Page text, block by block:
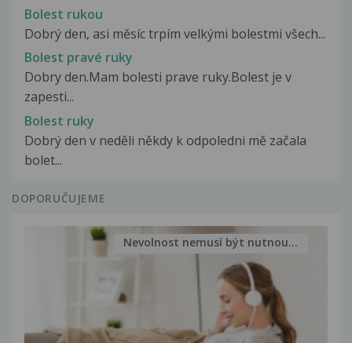
Bolest rukou
Dobrý den, asi měsíc trpím velkými bolestmi všech...
Bolest pravé ruky
Dobry den.Mam bolesti prave ruky.Bolest je v
zapesti...
Bolest ruky
Dobrý den v neděli někdy k odpoledni mě začala
bolet...
DOPORUČUJEME
Nevolnost nemusí být nutnou...